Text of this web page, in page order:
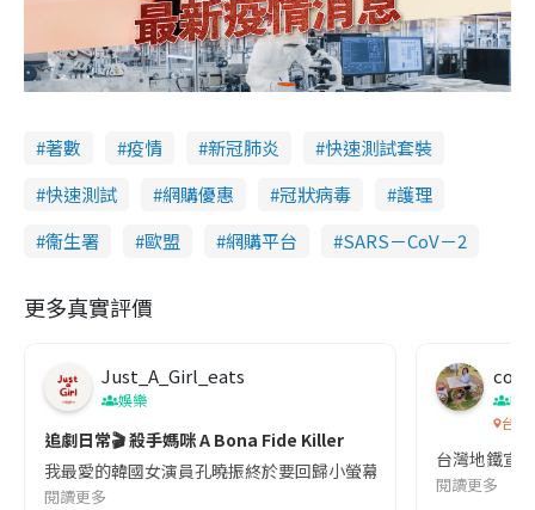
著數 疫情 新冠肺炎
快速測試套裝
快速測試
網購優惠 冠狀病毒
護理
衞生署
歐盟 網購平台 SARS－CoV－2
更多真實評價
Just_A_Girl_eats
娛樂
追劇日常🎬 殺手媽咪 A Bona Fide Killer
我最愛的韓國女演員孔曉振終於要回歸小螢幕啦!這次的劇本改編
閱讀更多
co
吹
台灣
台灣地鐵宣
閱讀更多